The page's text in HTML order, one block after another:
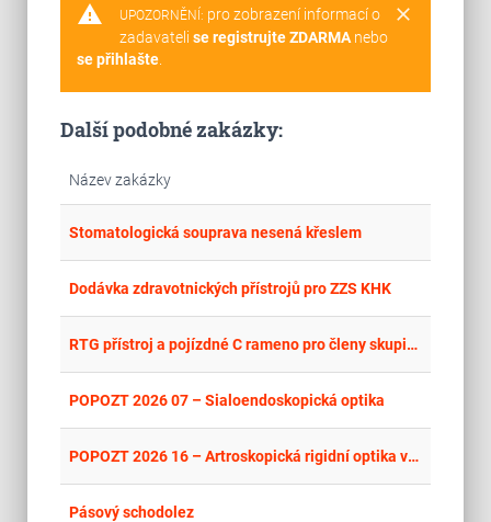
warning clear
UPOZORNĚNÍ: pro zobrazení informací o
zadavateli se registrujte ZDARMAnebo
se přihlašte.
Další podobné zakázky:
Název zakázky
Stomatologická souprava nesená křeslem
Dodávka zdravotnických přístrojů pro ZZS KHK
RTG přístroj a pojízdné C rameno pro členy skupiny AGEL
POPOZT 2026 07 – Sialoendoskopická optika
POPOZT 2026 16 – Artroskopická rigidní optika včetně dvou zavaděčů
Pásový schodolez